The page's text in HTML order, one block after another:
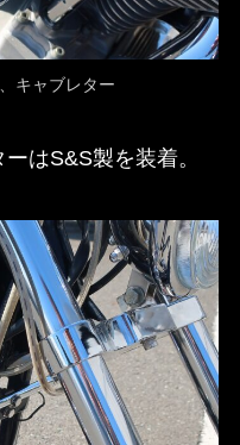
キャブレター
はS&S製を装着。